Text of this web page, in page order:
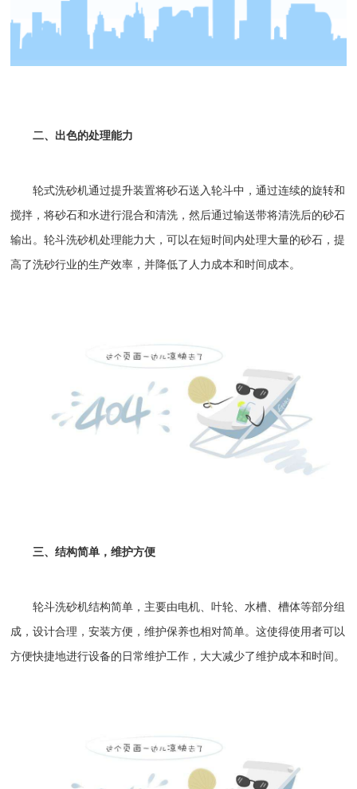
二、出色的处理能力
轮式洗砂机通过提升装置将砂石送入轮斗中，通过连续的旋转和
搅拌，将砂石和水进行混合和清洗，然后通过输送带将清洗后的砂石
输出。轮斗洗砂机处理能力大，可以在短时间内处理大量的砂石，提
高了洗砂行业的生产效率，并降低了人力成本和时间成本。
三、结构简单，维护方便
轮斗洗砂机结构简单，主要由电机、叶轮、水槽、槽体等部分组
成，设计合理，安装方便，维护保养也相对简单。这使得使用者可以
方便快捷地进行设备的日常维护工作，大大减少了维护成本和时间。